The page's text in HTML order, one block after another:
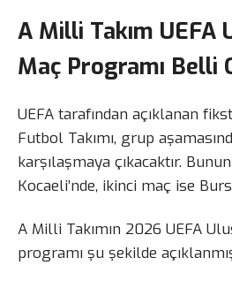
A Milli Takım UEFA
Maç Programı Belli
UEFA tarafından açıklanan
Futbol Takımı, grup
karşılaşmaya çıkacaktır.
Kocaeli’nde, ikinci maç ise
A Milli Takımın 2026 UEFA
programı şu şekilde